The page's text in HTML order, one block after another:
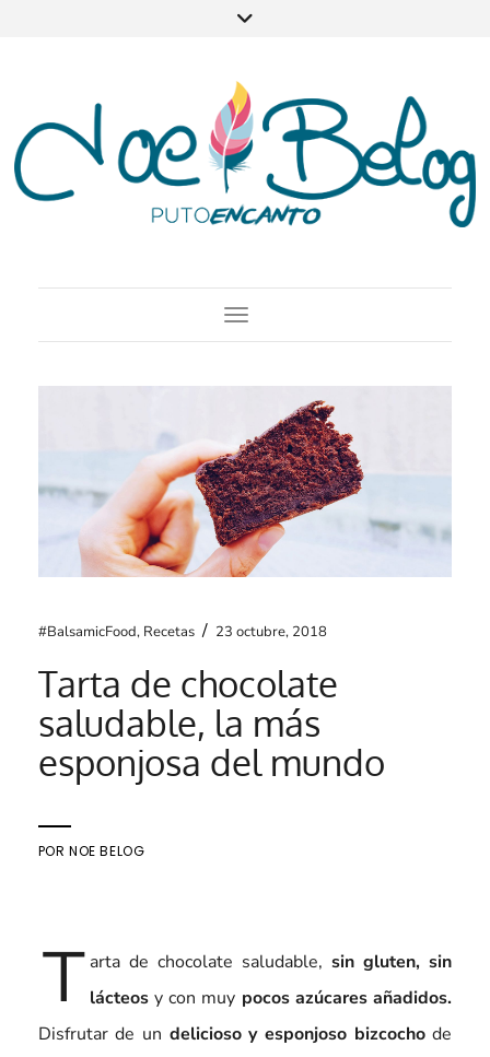
Toggle Navigation
#BalsamicFood, Recetas / 23 octubre, 2018
Tarta de chocolate
saludable, la más
esponjosa del mundo
POR NOE BELOG
T arta de chocolate saludable,sin gluten, sin
lácteosy con muy pocos azúcares añadidos.
Disfrutar de un delicioso y esponjoso bizcochode